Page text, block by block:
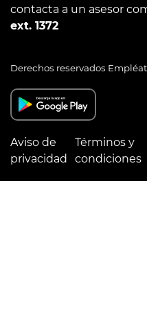
contacta a un asesor
ext. 1372
Derechos reservados
Aviso de
privacidad
Términos y
condiciones